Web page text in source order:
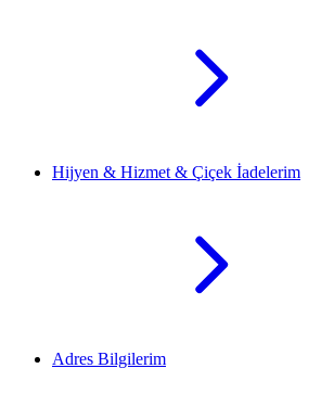
Hijyen & Hizmet & Çiçek İadelerim
Adres Bilgilerim